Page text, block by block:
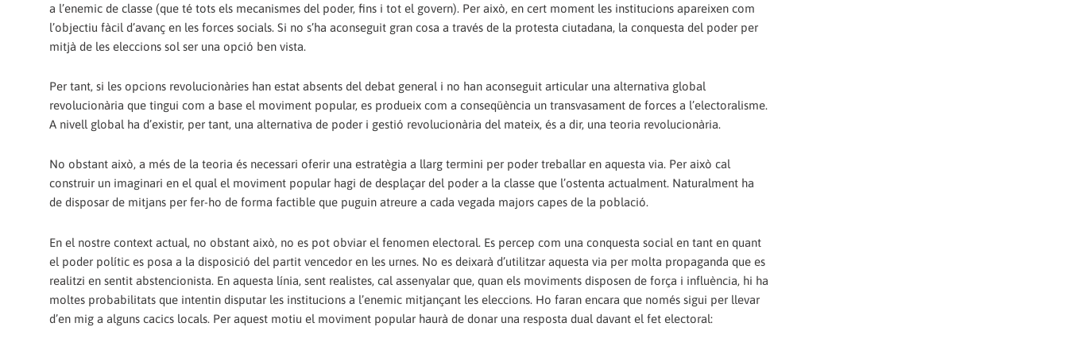
a l’enemic de classe (que té tots els mecanismes del poder, fins i tot el govern). Per això, en cert moment les institucions apareixen com
l’objectiu fàcil d’avanç en les forces socials. Si no s’ha aconseguit gran cosa a través de la protesta ciutadana, la conquesta del poder per
mitjà de les eleccions sol ser una opció ben vista.
Per tant, si les opcions revolucionàries han estat absents del debat general i no han aconseguit articular una alternativa global
revolucionària que tingui com a base el moviment popular, es produeix com a conseqüència un transvasament de forces a l’electoralisme.
A nivell global ha d’existir, per tant, una alternativa de poder i gestió revolucionària del mateix, és a dir, una teoria revolucionària.
No obstant això, a més de la teoria és necessari oferir una estratègia a llarg termini per poder treballar en aquesta via. Per això cal
construir un imaginari en el qual el moviment popular hagi de desplaçar del poder a la classe que l’ostenta actualment. Naturalment ha
de disposar de mitjans per fer-ho de forma factible que puguin atreure a cada vegada majors capes de la població.
En el nostre context actual, no obstant això, no es pot obviar el fenomen electoral. Es percep com una conquesta social en tant en quant
el poder polític es posa a la disposició del partit vencedor en les urnes. No es deixarà d’utilitzar aquesta via per molta propaganda que es
realitzi en sentit abstencionista. En aquesta línia, sent realistes, cal assenyalar que, quan els moviments disposen de força i influència, hi ha
moltes probabilitats que intentin disputar les institucions a l’enemic mitjançant les eleccions. Ho faran encara que només sigui per llevar
d’en mig a alguns cacics locals. Per aquest motiu el moviment popular haurà de donar una resposta dual davant el fet electoral: